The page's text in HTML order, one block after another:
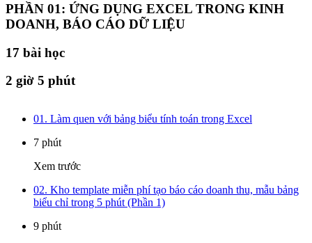
PHẦN 01: ỨNG DỤNG EXCEL TRONG KINH
DOANH, BÁO CÁO DỮ LIỆU
17 bài học
2 giờ 5 phút
01. Làm quen với bảng biểu tính toán trong Excel
7 phút
Xem trước
02. Kho template miễn phí tạo báo cáo doanh thu, mẫu bảng
biểu chỉ trong 5 phút (Phần 1)
9 phút